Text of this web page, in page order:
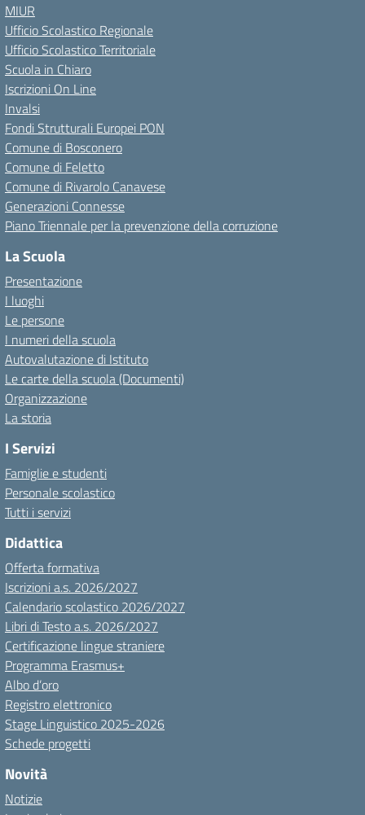
MIUR
Ufficio Scolastico Regionale
Ufficio Scolastico Territoriale
Scuola in Chiaro
Iscrizioni On Line
Invalsi
Fondi Strutturali Europei PON
Comune di Bosconero
Comune di Feletto
Comune di Rivarolo Canavese
Generazioni Connesse
Piano Triennale per la prevenzione della corruzione
La Scuola
Presentazione
I luoghi
Le persone
I numeri della scuola
Autovalutazione di Istituto
Le carte della scuola (Documenti)
Organizzazione
La storia
I Servizi
Famiglie e studenti
Personale scolastico
Tutti i servizi
Didattica
Offerta formativa
Iscrizioni a.s. 2026/2027
Calendario scolastico 2026/2027
Libri di Testo a.s. 2026/2027
Certificazione lingue straniere
Programma Erasmus+
Albo d’oro
Registro elettronico
Stage Linguistico 2025-2026
Schede progetti
Novità
Notizie